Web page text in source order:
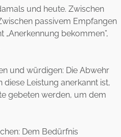
und heute. Zwischen
passivem Empfangen
bekommen”,
und würdigen: Die Abwehr
Leistung anerkannt ist,
gebeten werden, um dem
Dem Bedürfnis